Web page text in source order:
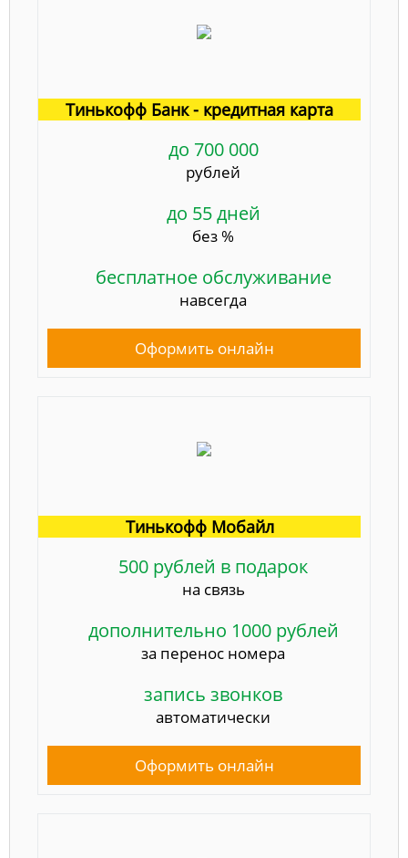
Тинькофф Банк - кредитная карта
до 700 000
рублей
до 55 дней
без %
бесплатное обслуживание
навсегда
Оформить онлайн
Тинькофф Мобайл
500 рублей в подарок
на связь
дополнительно 1000 рублей
за перенос номера
запись звонков
автоматически
Оформить онлайн